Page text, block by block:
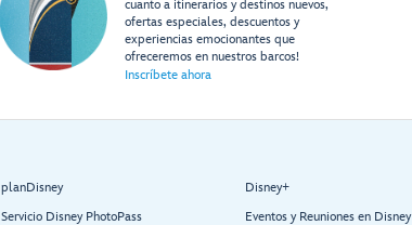
cuanto a itinerarios y destinos nuevos,
ofertas especiales, descuentos y
experiencias emocionantes que
ofreceremos en nuestros barcos!
Inscríbete ahora
planDisney
Servicio Disney PhotoPass
Disney+
Eventos y Reuniones en Disney